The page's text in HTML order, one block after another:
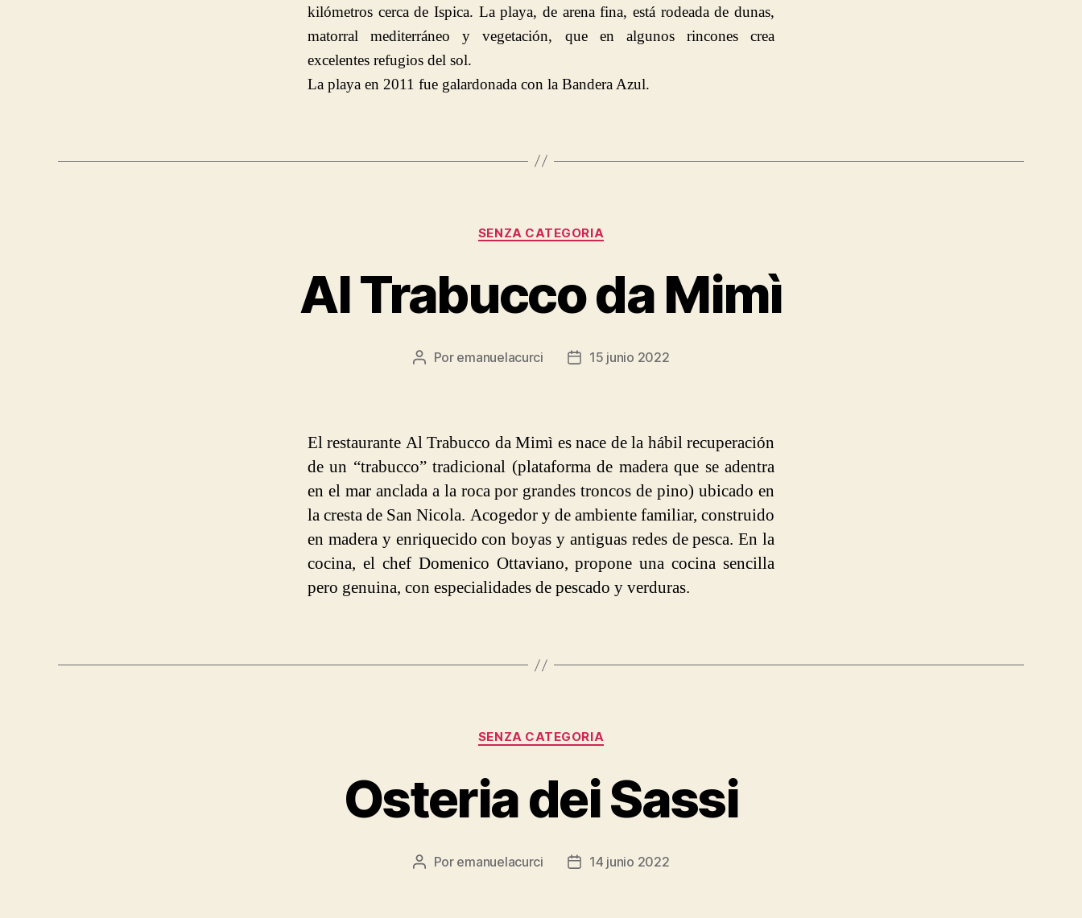
kilómetros cerca de Ispica. La playa, de arena fina, está rodeada de dunas,
matorral mediterráneo y vegetación, que en algunos rincones crea
excelentes refugios del sol.
La playa en 2011 fue galardonada con la Bandera Azul.
Categorías
SENZA CATEGORIA
Al Trabucco da Mimì
Autor
Por emanuelacurci
Fecha15 junio 2022
El restaurante Al Trabucco da Mimì es nace de la hábil recuperación
de un “trabucco” tradicional (plataforma de madera que se adentra
en el mar anclada a la roca por grandes troncos de pino) ubicado en
la cresta de San Nicola. Acogedor y de ambiente familiar, construido
en madera y enriquecido con boyas y antiguas redes de pesca. En la
cocina, el chef Domenico Ottaviano, propone una cocina sencilla
pero genuina, con especialidades de pescado y verduras.
Categorías
SENZA CATEGORIA
Osteria dei Sassi
Autor
Por emanuelacurci
Fecha14 junio 2022